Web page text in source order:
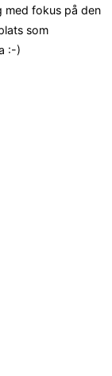
med fokus på den
som
:-)